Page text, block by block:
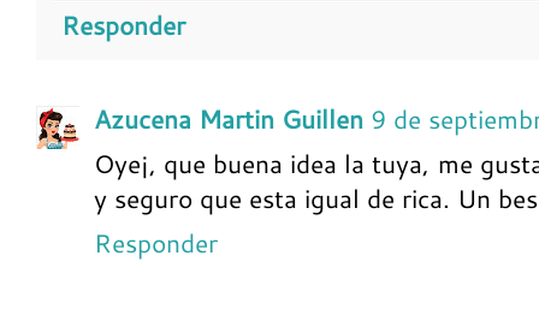
Responder
Azucena Martin Guillen 9 de
Oye¡, que buena idea la tuya, me
y seguro que esta igual de rica. Un
Responder